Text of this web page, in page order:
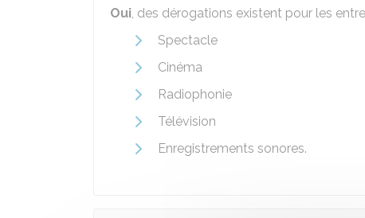
Oui, des dérogations existent pour les
Spectacle
Cinéma
Radiophonie
Télévision
Enregistrements sonores.